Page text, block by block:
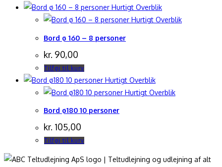
Hurtigt Overblik
Hurtigt Overblik
Bord ø 160 – 8 personer
kr. 90,00
Tilføj til kurv
Hurtigt Overblik
Hurtigt Overblik
Bord ø180 10 personer
kr. 105,00
Tilføj til kurv